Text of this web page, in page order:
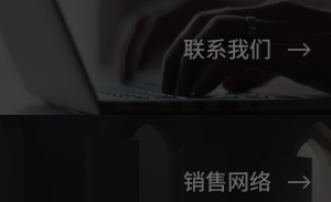
联系我们
销售网络